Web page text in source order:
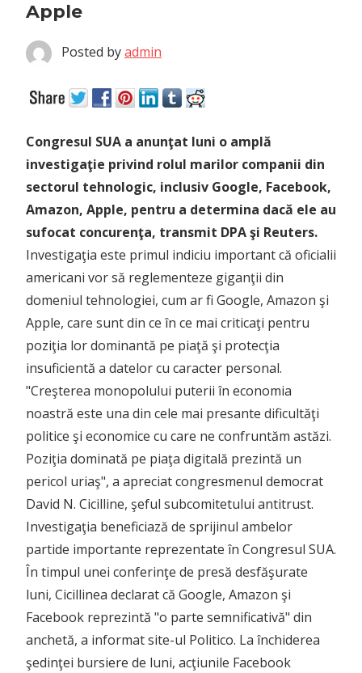
Apple
Posted byadmin
Congresul SUA a anunţat luni o amplă
investigaţie privind rolul marilor companii din
sectorul tehnologic, inclusiv Google, Facebook,
Amazon, Apple, pentru a determina dacă ele au
sufocat concurenţa, transmit DPA şi Reuters.
Investigaţia este primul indiciu important că oficialii
americani vor să reglementeze giganţii din
domeniul tehnologiei, cum ar fi Google, Amazon şi
Apple, care sunt din ce în ce mai criticaţi pentru
poziţia lor dominantă pe piaţă şi protecţia
insuficientă a datelor cu caracter personal.
"Creşterea monopolului puterii în economia
noastră este una din cele mai presante dificultăţi
politice şi economice cu care ne confruntăm astăzi.
Poziţia dominată pe piaţa digitală prezintă un
pericol uriaş", a apreciat congresmenul democrat
David N. Cicilline, şeful subcomitetului antitrust.
Investigaţia beneficiază de sprijinul ambelor
partide importante reprezentate în Congresul SUA.
În timpul unei conferinţe de presă desfăşurate
luni, Cicillinea declarat că Google, Amazon şi
Facebook reprezintă "o parte semnificativă" din
anchetă, a informat site-ul Politico. La închiderea
şedinţei bursiere de luni, acţiunile Facebook